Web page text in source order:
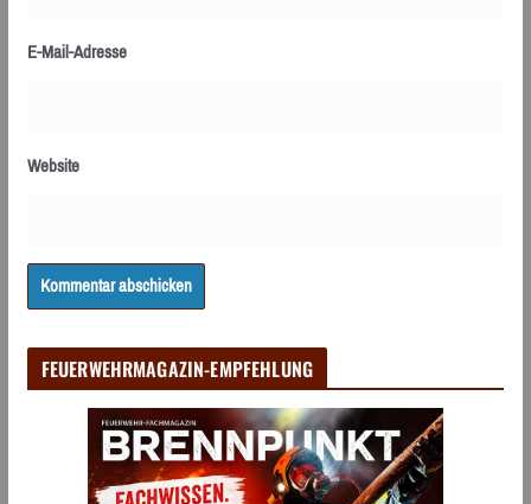
E-Mail-Adresse
Website
FEUERWEHRMAGAZIN-EMPFEHLUNG